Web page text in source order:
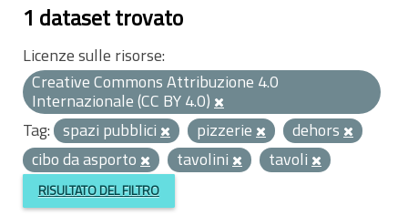
1 dataset trovato
Licenze sulle risorse:
Creative Commons Attribuzione 4.0
Internazionale (CC BY 4.0)
Tag: spazi pubblici pizzerie
dehors
cibo da asporto
tavolini tavoli
RISULTATO DEL FILTRO